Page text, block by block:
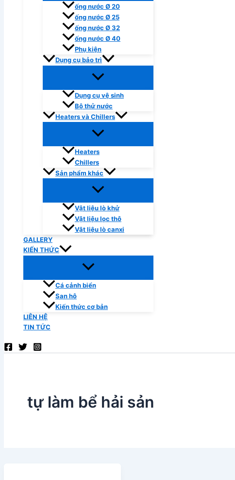
ống nước Ø 20
ống nước Ø 25
ống nước Ø 32
ống nước Ø 40
Phụ kiện
Dụng cụ bảo trì
Dụng cụ vệ sinh
Bộ thử nước
Heaters và Chillers
Heaters
Chillers
Sản phẩm khác
Vật liệu lò khử
Vật liệu lọc thô
Vật liệu lò canxi
GALLERY
KIẾN THỨC
Cá cảnh biển
San hô
Kiến thức cơ bản
LIÊN HỆ
TIN TỨC
tự làm bể hải sản